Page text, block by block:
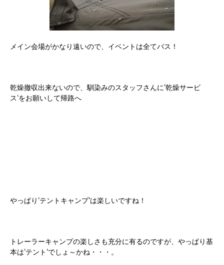
メイン会場がかなり遠いので、イベントは全てパス！
乾燥撤収出来ないので、馴染みのスタッフさんに‘乾燥サービ
ス‘をお願いして帰路へ
やっぱり‘テントキャンプ‘は楽しいですね！
トレーラーキャンプの楽しさも充分に有るのですが、やっぱり基
本は‘テント‘でしょ～かね・・・。